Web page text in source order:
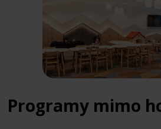
Programy mimo